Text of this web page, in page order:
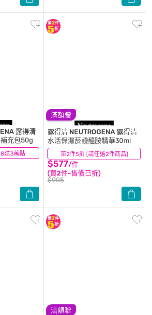
送3萬點
露得清
充包50g
滿額贈
第2件5折 (請任選2件商品)
露得清 NEUTROGENA 露得清
水活保濕菸鹼醯胺精華30ml
$577/件
(買2件-售價已折)
$905
(21)
滿額贈